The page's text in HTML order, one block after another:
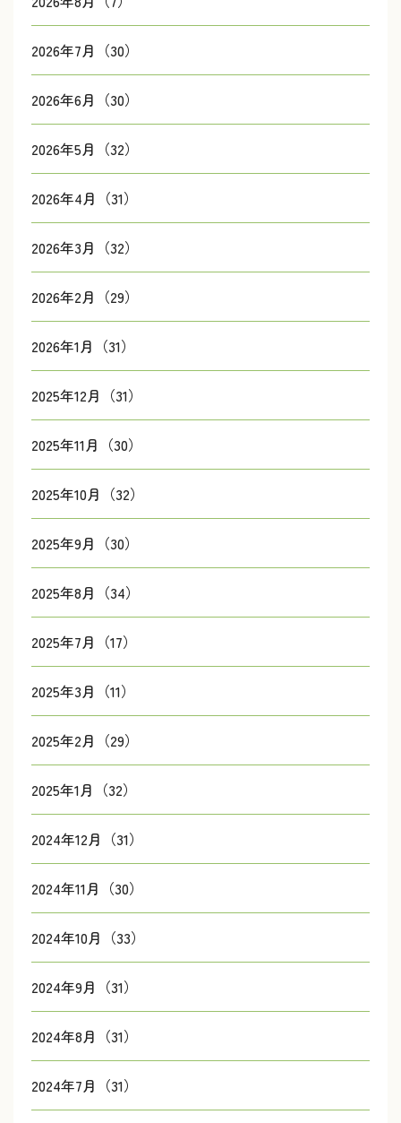
2026年7月（30）
2026年6月（30）
2026年5月（32）
2026年4月（31）
2026年3月（32）
2026年2月（29）
2026年1月（31）
2025年12月（31）
2025年11月（30）
2025年10月（32）
2025年9月（30）
2025年8月（34）
2025年7月（17）
2025年3月（11）
2025年2月（29）
2025年1月（32）
2024年12月（31）
2024年11月（30）
2024年10月（33）
2024年9月（31）
2024年8月（31）
2024年7月（31）